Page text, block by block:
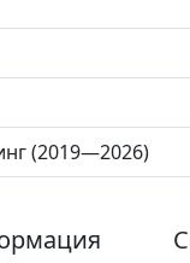
(2019—2026)